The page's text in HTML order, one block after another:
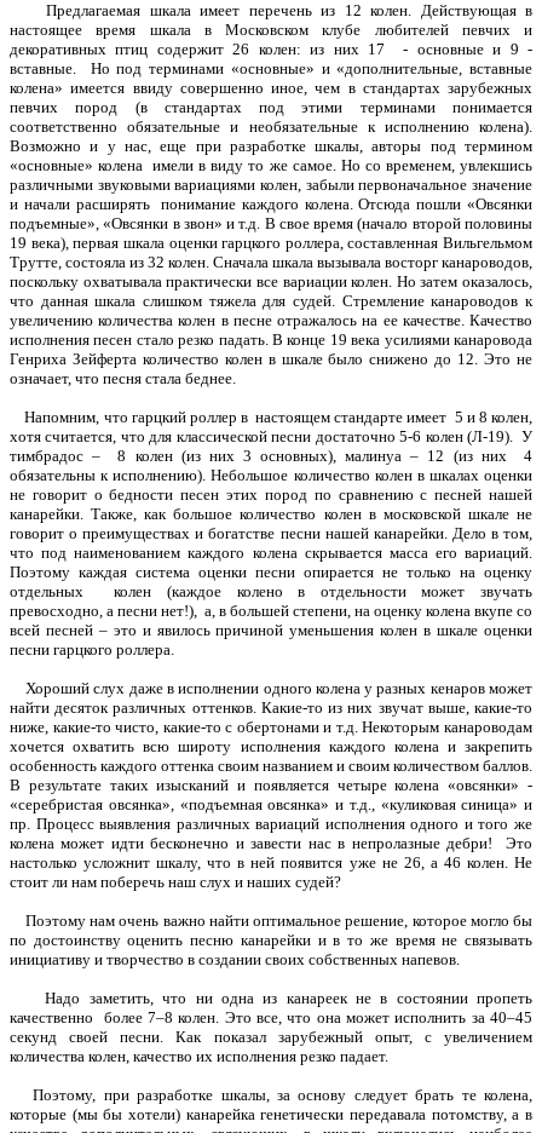
Предлагаемая шкала имеет перечень из 12 колен. Действующая в
настоящее время шкала в Московском клубе любителей певчих и
декоративных птиц содержит 26 колен: из них 17 - основные и 9 -
вставные. Но под терминами «основные» и «дополнительные, вставные
колена» имеется ввиду совершенно иное, чем в стандартах зарубежных
певчих пород (в стандартах под этими терминами понимается
соответственно обязательные и необязательные к исполнению колена).
Возможно и у нас, еще при разработке шкалы, авторы под термином
«основные» колена имели в виду то же самое. Но со временем, увлекшись
различными звуковыми вариациями колен, забыли первоначальное значение
и начали расширять понимание каждого колена. Отсюда пошли «Овсянки
подъемные», «Овсянки в звон» и т.д. В свое время (начало второй половины
19 века), первая шкала оценки гарцкого роллера, составленная Вильгельмом
Трутте, состояла из 32 колен. Сначала шкала вызывала восторг канароводов,
поскольку охватывала практически все вариации колен. Но затем оказалось,
что данная шкала слишком тяжела для судей. Стремление канароводов к
увеличению количества колен в песне отражалось на ее качестве. Качество
исполнения песен стало резко падать. В конце 19 века усилиями канаровода
Генриха Зейферта количество колен в шкале было снижено до 12. Это не
означает, что песня стала беднее.
Напомним, что гарцкий роллер в настоящем стандарте имеет 5 и 8 колен,
хотя считается, что для классической песни достаточно 5-6 колен (Л-19). У
тимбрадос – 8 колен (из них 3 основных), малинуа – 12 (из них 4
обязательны к исполнению). Небольшое количество колен в шкалах оценки
не говорит о бедности песен этих пород по сравнению с песней нашей
канарейки. Также, как большое количество колен в московской шкале не
говорит о преимуществах и богатстве песни нашей канарейки. Дело в том,
что под наименованием каждого колена скрывается масса его вариаций.
Поэтому каждая система оценки песни опирается не только на оценку
отдельных колен (каждое колено в отдельности может звучать
превосходно, а песни нет!), а, в большей степени, на оценку колена вкупе со
всей песней – это и явилось причиной уменьшения колен в шкале оценки
песни гарцкого роллера.
Хороший слух даже в исполнении одного колена у разных кенаров может
найти десяток различных оттенков. Какие-то из них звучат выше, какие-то
ниже, какие-то чисто, какие-то с обертонами и т.д. Некоторым канароводам
хочется охватить всю широту исполнения каждого колена и закрепить
особенность каждого оттенка своим названием и своим количеством баллов.
В результате таких изысканий и появляется четыре колена «овсянки» -
«серебристая овсянка», «подъемная овсянка» и т.д., «куликовая синица» и
пр. Процесс выявления различных вариаций исполнения одного и того же
колена может идти бесконечно и завести нас в непролазные дебри! Это
настолько усложнит шкалу, что в ней появится уже не 26, а 46 колен. Не
стоит ли нам поберечь наш слух и наших судей?
Поэтому нам очень важно найти оптимальное решение, которое могло бы
по достоинству оценить песню канарейки и в то же время не связывать
инициативу и творчество в создании своих собственных напевов.
Надо заметить, что ни одна из канареек не в состоянии пропеть
качественно более 7–8 колен. Это все, что она может исполнить за 40–45
секунд своей песни. Как показал зарубежный опыт, с увеличением
количества колен, качество их исполнения резко падает.
Поэтому, при разработке шкалы, за основу следует брать те колена,
которые (мы бы хотели) канарейка генетически передавала потомству, а в